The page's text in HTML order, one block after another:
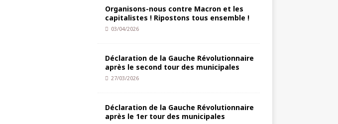
Organisons-nous contre Macron et les
capitalistes ! Ripostons tous ensemble !
03/04/2026
Déclaration de la Gauche Révolutionnaire
après le second tour des municipales
27/03/2026
Déclaration de la Gauche Révolutionnaire
après le 1er tour des municipales